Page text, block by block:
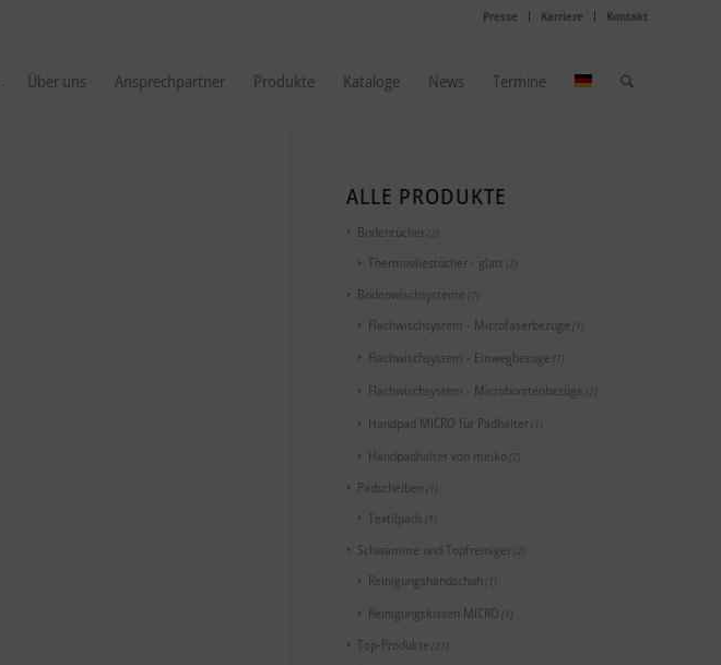
Presse Karriere Kontakt
Über uns Ansprechpartner Produkte Kataloge News Termine
ALLE PRODUKTE
Bodentücher (2)
Thermovliestücher - glatt (2)
Bodenwischsysteme (7)
Flachwischsysrem - Microfaserbezüge (1)
Flachwischsystem - Einwegbezüge (1)
Flachwischsystem - Microborstenbezüge (2)
Handpad MICRO für Padhalter (1)
Handpadhalter von meiko (2)
Padscheiben (1)
Textilpads (1)
Schwämme und Topfreiniger (2)
Reinigungshandschuh (1)
Reinigungskissen MICRO (1)
Top-Produkte (21)